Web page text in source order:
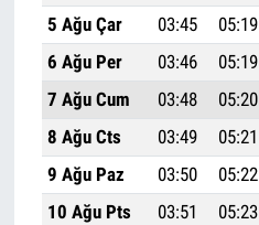
5 Ağu Çar
03:45 05:19
6 Ağu Per
03:46 05:19
7 Ağu Cum
03:48 05:20
8 Ağu Cts
03:49 05:21
9 Ağu Paz
03:50 05:22
10 Ağu Pts
03:51 05:23